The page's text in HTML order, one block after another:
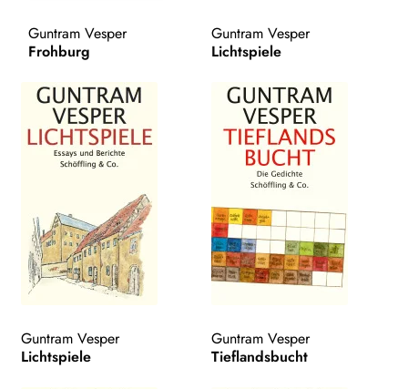
AKTUELLES
WEITERE VERLAGE
Guntram Vesper
Frohburg
Guntram Vesper
Lichtspiele
Guntram Vesper
Lichtspiele
Guntram Vesper
Tieflandsbucht